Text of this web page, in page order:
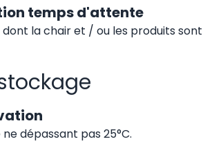
temps d'attente
la chair et / ou les produits
dépassant pas 25°C.